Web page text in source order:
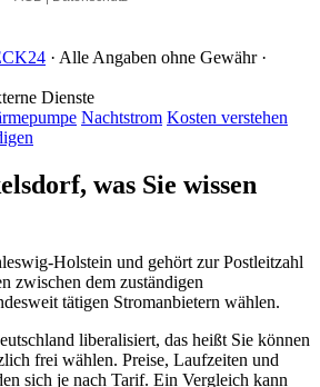
· Alle Angaben ohne Gewähr ·
Dienste
Nachtstrom Kosten verstehen
was Sie wissen
Holstein und gehört zur Postleitzahl
zwischen dem zuständigen
tätigen Stromanbietern wählen.
liberalisiert, das heißt Sie können
frei wählen. Preise, Laufzeiten und
sich je nach Tarif. Ein Vergleich kann